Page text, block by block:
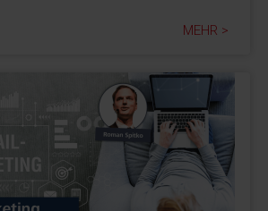
MEHR >